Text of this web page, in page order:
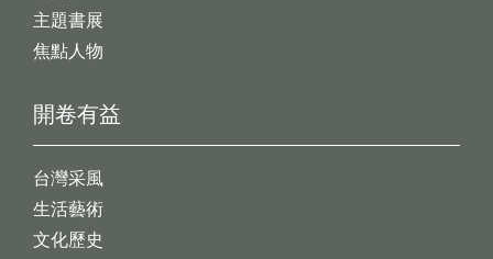
開卷有益
台灣采風
生活藝術
文化歷史
主題書展
焦點人物